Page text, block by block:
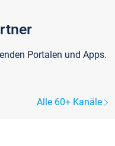
Portalen und Apps.
Alle 60+ Kanäle